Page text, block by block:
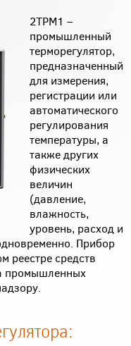
2ТРМ1 –
промышленный
терморегулятор,
предназначенный
для измерения,
регистрации или
автоматического
регулирования
температуры, а
также других
физических
величин
(давление,
влажность,
уровень, расход и
Прибор
реестре средств
промышленных